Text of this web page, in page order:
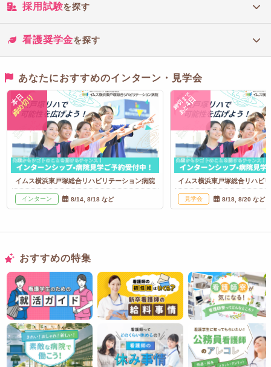
採用試験を探す
看護奨学金を探す
あなたにおすすめのインターン・見学会
本日
締め切り
イムス横浜東戸塚総合リハビリテーション病院
インターン 8/14, 8/18 など
締切まで
あと
4日
イムス横浜東戸塚総合リハビ
見学会 8/18, 8/20 など
おすすめの特集